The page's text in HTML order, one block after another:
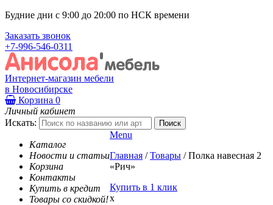
Будние дни с 9:00 до 20:00 по НСК времени
Заказать звонок
+7-996-546-0311
Интернет-магазин мебели
в Новосибирске
Корзина 0
Личный кабинет
Искать:
Каталог
Новости и статьи
Корзина
Контакты
Купить в кредит
Товары со скидкой!
Menu
Главная / Товары / Полка навесная 2
«Рич»
Купить в 1 клик
x